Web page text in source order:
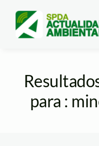
content
para :